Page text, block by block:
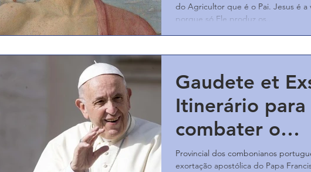
do Agricultor que é o Pai. Jesus é a
porque só Ele produz os...
Gaudete et
Itinerário para
combater o
individualismo
Provincial dos combonianos
exortação apostólica do Papa